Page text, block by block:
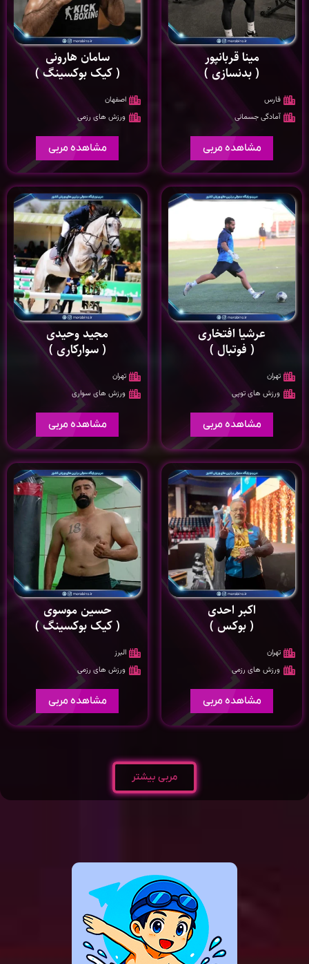
مینا قربانپور
( بدنسازی )
فارس
آمادگی جسمانی
مشاهده مربی
سامان هارونی
( کیک بوکسینگ )
اصفهان
ورزش های رزمی
مشاهده مربی
عرشیا افتخاری
( فوتبال )
تهران
ورزش های توپی
مشاهده مربی
مجید وحیدی
( سوارکاری )
تهران
ورزش های سواری
مشاهده مربی
اکبر احدی
( بوکس )
تهران
ورزش های رزمی
مشاهده مربی
حسین موسوی
( کیک بوکسینگ )
البرز
ورزش های رزمی
مشاهده مربی
مربی بیشتر